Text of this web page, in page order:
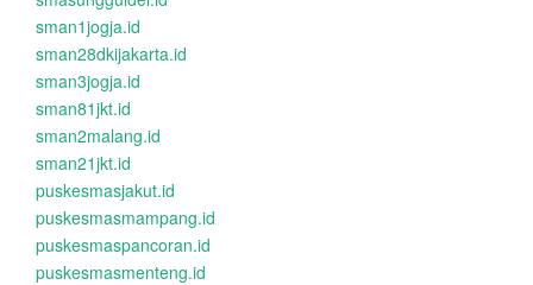
sman1jogja.id
sman28dkijakarta.id
sman3jogja.id
sman81jkt.id
sman2malang.id
sman21jkt.id
puskesmasjakut.id
puskesmasmampang.id
puskesmaspancoran.id
puskesmasmenteng.id